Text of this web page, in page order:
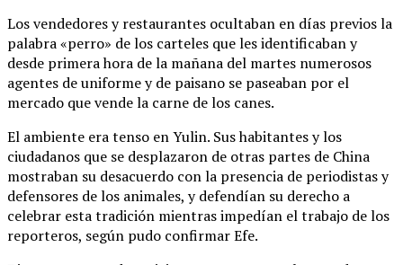
Los vendedores y restaurantes ocultaban en días previos la
palabra «perro» de los carteles que les identificaban y
desde primera hora de la mañana del martes numerosos
agentes de uniforme y de paisano se paseaban por el
mercado que vende la carne de los canes.
El ambiente era tenso en Yulin. Sus habitantes y los
ciudadanos que se desplazaron de otras partes de China
mostraban su desacuerdo con la presencia de periodistas y
defensores de los animales, y defendían su derecho a
celebrar esta tradición mientras impedían el trabajo de los
reporteros, según pudo confirmar Efe.